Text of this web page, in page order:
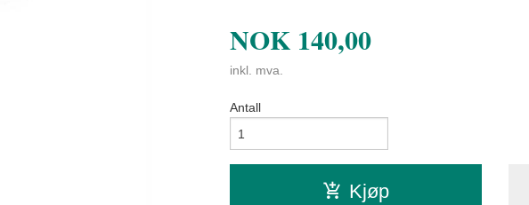
NOK 140,00
inkl. mva.
Antall
Kjøp